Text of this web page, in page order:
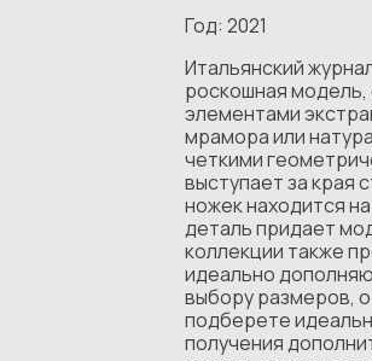
Год: 2021
Итальянский
роскошная
элементами
мрамора или
четкими
выступает за края
ножек находится
деталь придает
коллекции также
идеально
выбору размеров,
подберете
получения